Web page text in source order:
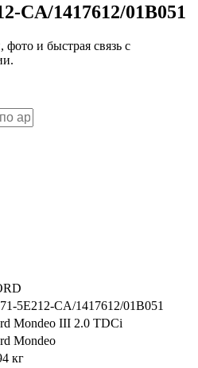
CA/1417612/01B051
и быстрая связь с
5E212-CA/1417612/01B051
Mondeo III 2.0 TDCi
Mondeo
кг